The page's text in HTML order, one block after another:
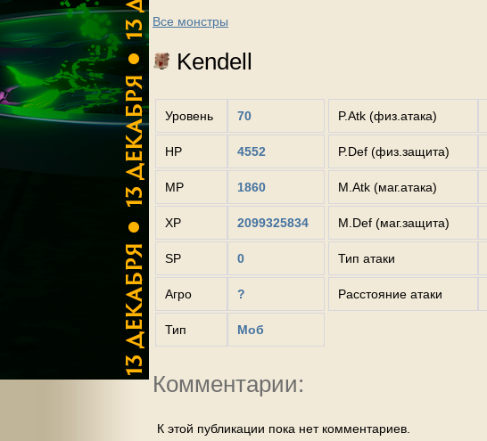
Все монстры
Kendell
Уровень 70
HP 4552
MP 1860
XP 2099325834
SP 0
Агро ?
Тип Моб
P.Atk (физ.атака)
P.Def (физ.защита)
M.Atk (маг.атака)
M.Def (маг.защита)
Тип атаки
Расстояние атаки
Комментарии:
К этой публикации пока нет комментариев.